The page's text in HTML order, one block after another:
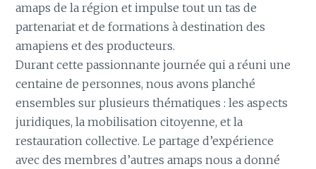
amaps de la région et impulse tout un tas de
partenariat et de formations à destination des
amapiens et des producteurs.
Durant cette passionnante journée qui a réuni une
centaine de personnes, nous avons planché
ensembles sur plusieurs thématiques : les aspects
juridiques, la mobilisation citoyenne, et la
restauration collective. Le partage d’expérience
avec des membres d’autres amaps nous a donné